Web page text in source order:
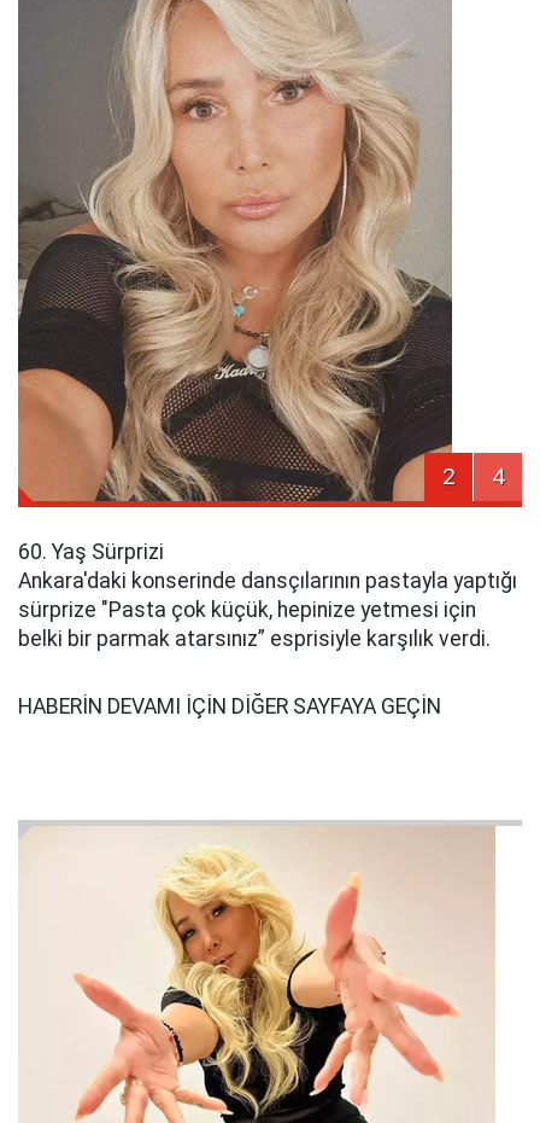
2 4
60. Yaş Sürprizi
Ankara'daki konserinde dansçılarının pastayla yaptığı
sürprize "Pasta çok küçük, hepinize yetmesi için
belki bir parmak atarsınız” esprisiyle karşılık verdi.
HABERİN DEVAMI İÇİN DİĞER SAYFAYA GEÇİN